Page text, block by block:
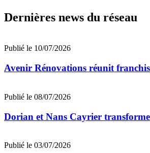
Dernières news du réseau
Publié le 10/07/2026
Avenir Rénovations réunit
Publié le 08/07/2026
Dorian et Nans Cayrier
Publié le 03/07/2026